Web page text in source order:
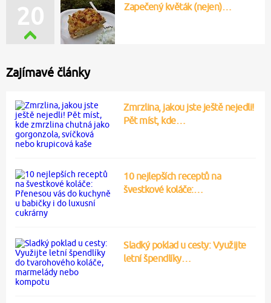
20 Zapečený květák (nejen)…
Zajímavé články
Zmrzlina, jakou jste ještě nejedli!
Pět míst, kde…
10 nejlepších receptů na
švestkové koláče:…
Sladký poklad u cesty: Využijte
letní špendlíky…